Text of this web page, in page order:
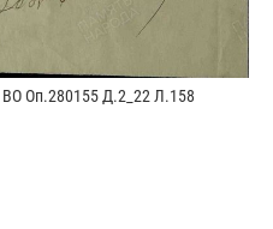
Оп.280155 Д.2_22 Л.158